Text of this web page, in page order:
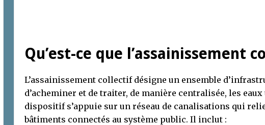
Qu’est-ce que l’assainissement
L’assainissement collectif désigne un ensemble
d’acheminer et de traiter, de manière centralisée, les eaux
dispositif s’appuie sur un réseau de canalisations qui
bâtiments connectés au système public. Il inclut :